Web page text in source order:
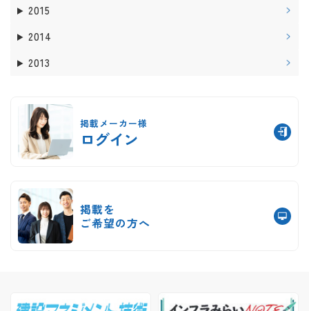
2015
2014
2013
掲載メーカー様
ログイン
掲載を
ご希望の方へ